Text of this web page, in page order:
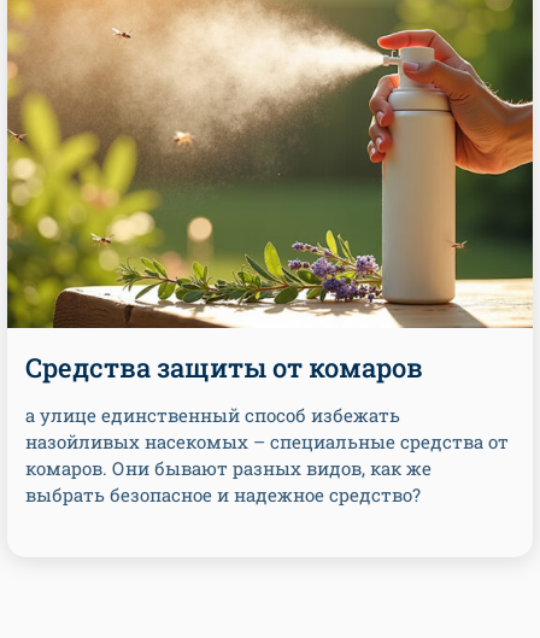
Средства защиты от комаров
а улице единственный способ избежать
назойливых насекомых – специальные средства от
комаров. Они бывают разных видов, как же
выбрать безопасное и надежное средство?